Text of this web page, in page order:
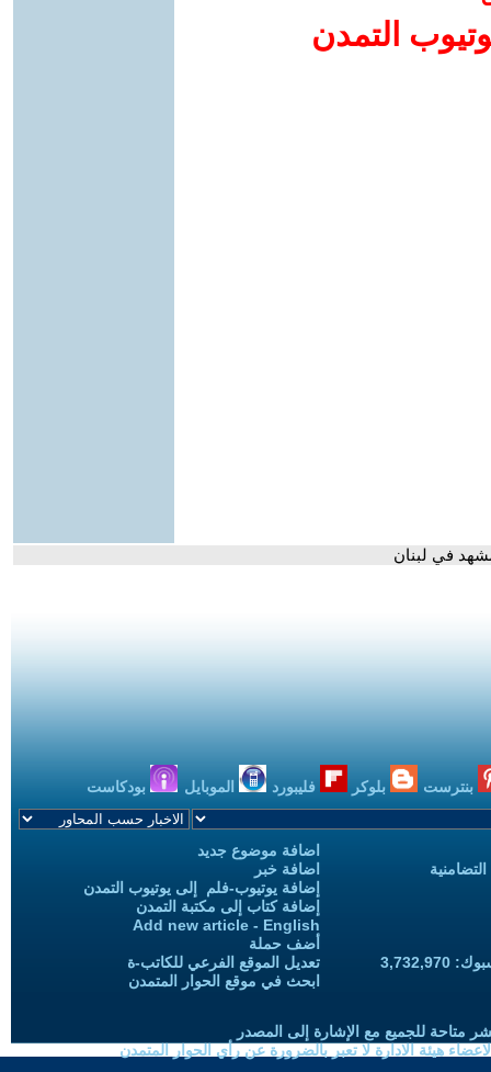
التمدن
في لبنان
بنترست بلوكر فليبورد الموبايل بودكاست
اضافة موضوع جديد
اضافة خبر
إضافة يوتيوب-فلم إلى يوتيوب التمدن
إضافة كتاب إلى مكتبة التمدن
Add new article - English
أضف حملة
تعديل الموقع الفرعي للكاتب-ة
ابحث في موقع الحوار المتمدن
متاحة للجميع مع الإشارة إلى المصدر
هيئة الادارة لا تعبر بالضرورة عن رأي الحوار المتمدن